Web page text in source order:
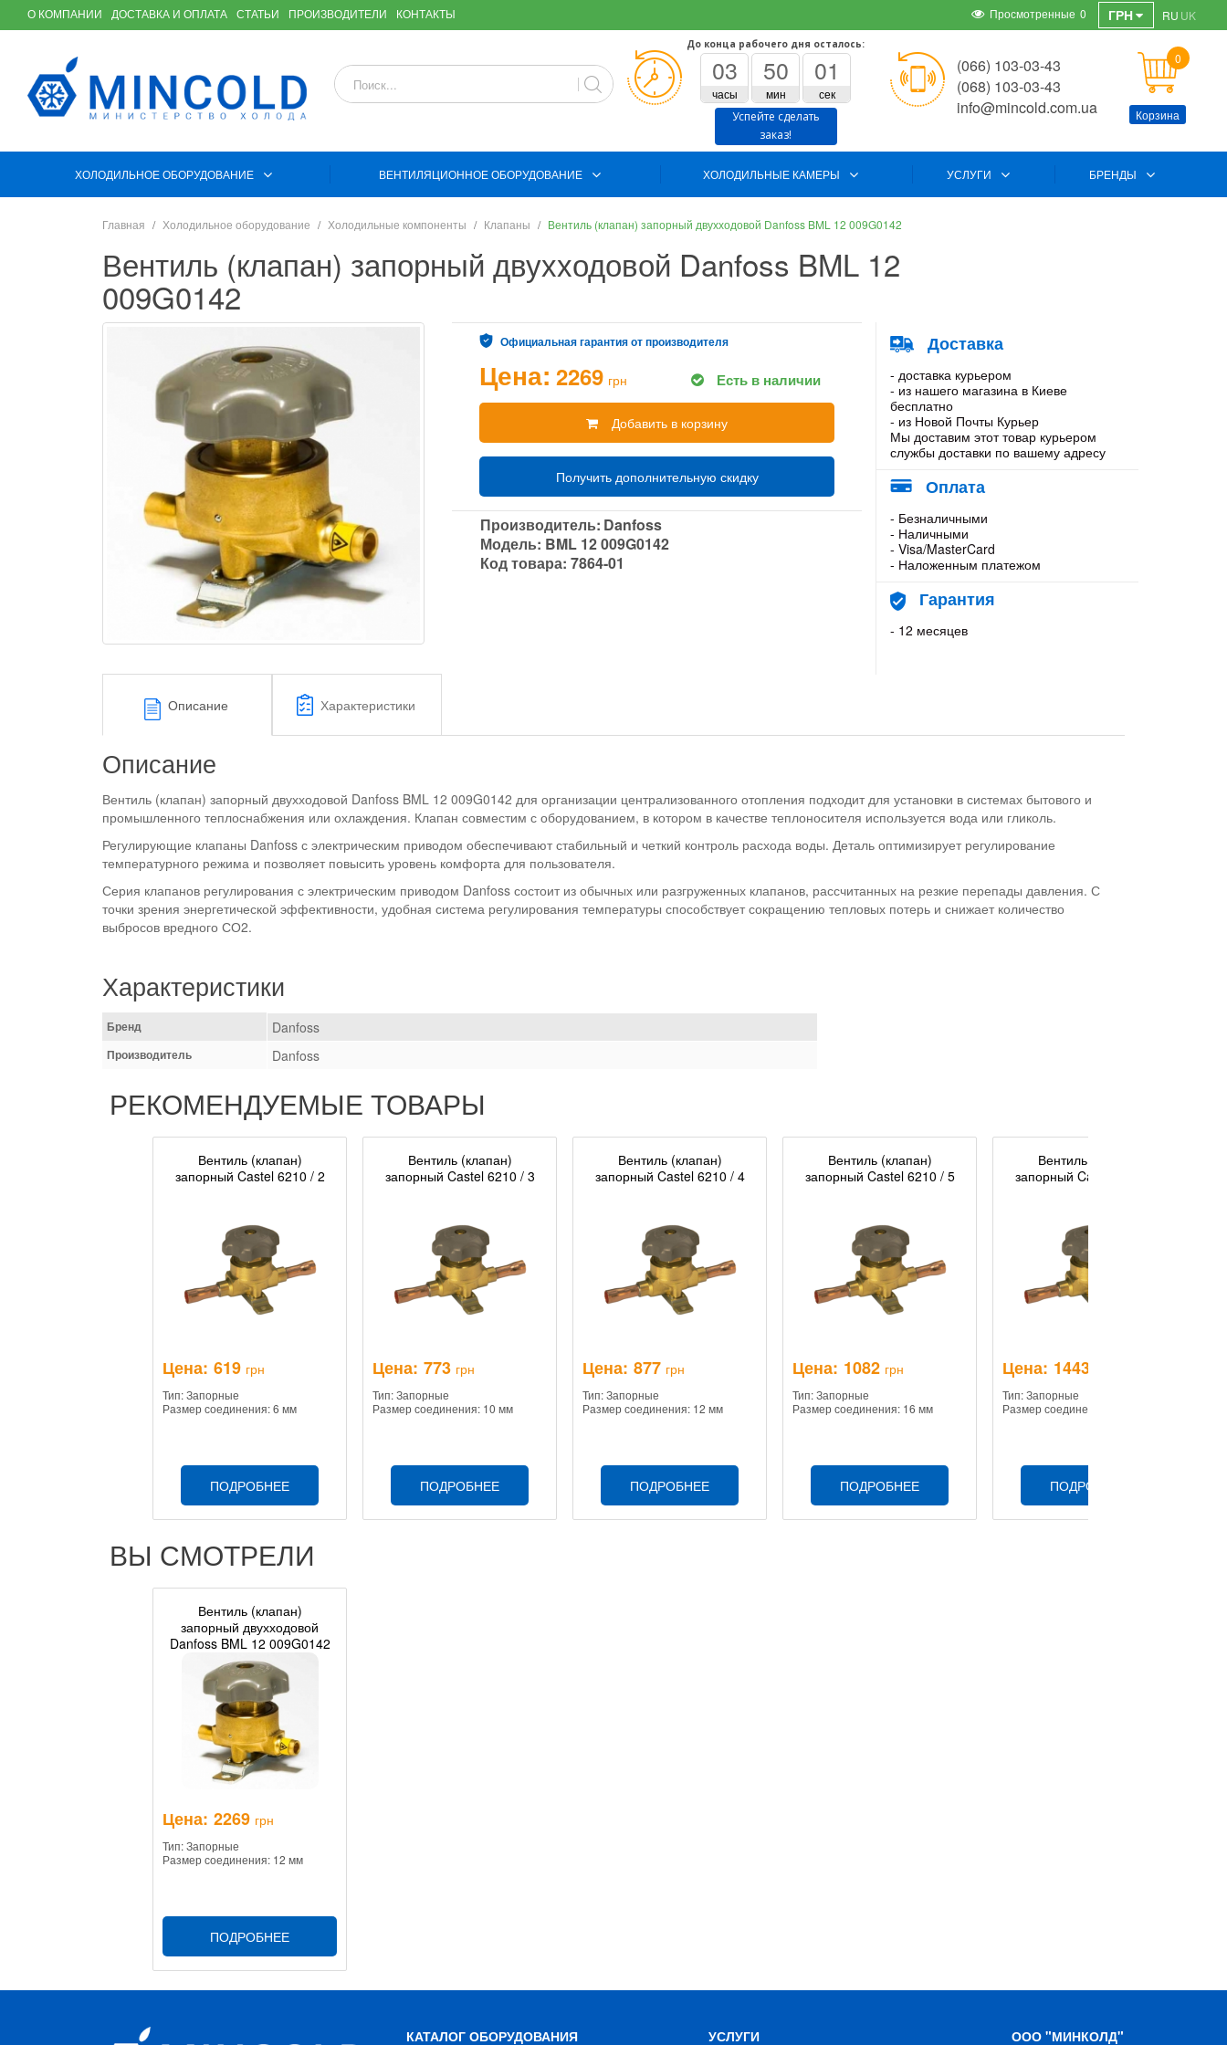
О КОМПАНИИ ДОСТАВКА И ОПЛАТА СТАТЬИ ПРОИЗВОДИТЕЛИ КОНТАКТЫ ГРН RU UK
Просмотренные 0
До конца рабочего дня осталось:
03
часы
50
мин
01
сек
Успейте сделать
заказ!
(066) 103-03-43
(068) 103-03-43
info@mincold.com.ua
0
Корзина
ХОЛОДИЛЬНОЕ ОБОРУДОВАНИЕ ВЕНТИЛЯЦИОННОЕ ОБОРУДОВАНИЕ ХОЛОДИЛЬНЫЕ КАМЕРЫ УСЛУГИ БРЕНДЫ
Главная Холодильное оборудование Холодильные компоненты Клапаны Вентиль (клапан) запорный двухходовой Danfoss BML 12 009G0142
Вентиль (клапан) запорный двухходовой Danfoss BML 12
009G0142
Официальная гарантия от производителя
Цена: 2269 грн Есть в наличии
Добавить в корзину
Получить дополнительную скидку
Производитель: Danfoss
Модель: BML 12 009G0142
Код товара:7864-01
Доставка
- доставка курьером
- из нашего магазина в Киеве
бесплатно
- из Новой Почты Курьер
Мы доставим этот товар курьером
службы доставки по вашему адресу
Оплата
- Безналичными
- Наличными
- Visa/MasterCard
- Наложенным платежом
Гарантия
- 12 месяцев
Описание Характеристики
Описание
Вентиль (клапан) запорный двухходовой Danfoss BML 12 009G0142 для организации централизованного отопления подходит для установки в системах бытового и
промышленного теплоснабжения или охлаждения. Клапан совместим с оборудованием, в котором в качестве теплоносителя используется вода или гликоль.
Регулирующие клапаны Danfoss с электрическим приводом обеспечивают стабильный и четкий контроль расхода воды. Деталь оптимизирует регулирование
температурного режима и позволяет повысить уровень комфорта для пользователя.
Серия клапанов регулирования с электрическим приводом Danfoss состоит из обычных или разгруженных клапанов, рассчитанных на резкие перепады давления. С
точки зрения энергетической эффективности, удобная система регулирования температуры способствует сокращению тепловых потерь и снижает количество
выбросов вредного СО2.
Характеристики
Бренд Danfoss
Производитель Danfoss
РЕКОМЕНДУЕМЫЕ ТОВАРЫ
Вентиль (клапан)
запорный Castel 6210 / 2
Цена: 619 грн
Тип: Запорные
Размер соединения: 6 мм
ПОДРОБНЕЕ
Вентиль (клапан)
запорный Castel 6210 / 3
Цена: 773 грн
Тип: Запорные
Размер соединения: 10 мм
ПОДРОБНЕЕ
Вентиль (клапан)
запорный Castel 6210 / 4
Цена: 877 грн
Тип: Запорные
Размер соединения: 12 мм
ПОДРОБНЕЕ
Вентиль (клапан)
запорный Castel 6210 / 5
Цена: 1082 грн
Тип: Запорные
Размер соединения: 16 мм
ПОДРОБНЕЕ
Вентиль (клапан)
запорный Castel 6210 / 6
Цена: 1443
Тип: Запорные
Размер соединения: 18 мм
ПОДРОБНЕЕ
ВЫ СМОТРЕЛИ
Вентиль (клапан)
запорный двухходовой
Danfoss BML 12 009G0142
Цена: 2269 грн
Тип: Запорные
Размер соединения: 12 мм
ПОДРОБНЕЕ
КАТАЛОГ ОБОРУДОВАНИЯ УСЛУГИ ООО "МИНКОЛД"